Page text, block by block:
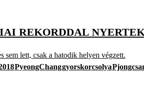
REKORDDAL
sem lett, csak a hatodik helyen végzett.
PyeongChanggyorskorcsolya